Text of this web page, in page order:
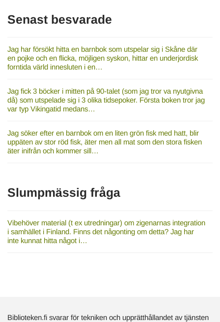
Senast besvarade
Jag har försökt hitta en barnbok som utspelar sig i Skåne där
en pojke och en flicka, möjligen syskon, hittar en underjordisk
forntida värld innesluten i en…
Jag fick 3 böcker i mitten på 90-talet (som jag tror va nyutgivna
då) som utspelade sig i 3 olika tidsepoker. Första boken tror jag
var typ Vikingatid medans…
Jag söker efter en barnbok om en liten grön fisk med hatt, blir
uppäten av stor röd fisk, äter men all mat som den stora fisken
äter inifrån och kommer sill…
Slumpmässig fråga
Vibehöver material (t ex utredningar) om zigenarnas integration
i samhället i Finland. Finns det någonting om detta? Jag har
inte kunnat hitta något i…
Biblioteken.fi svarar för tekniken och upprätthållandet av tjänsten